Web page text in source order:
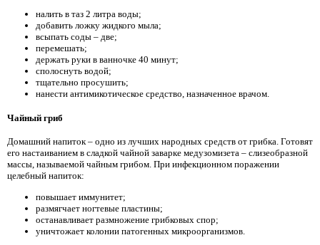
налить в таз 2 литра воды;
добавить ложку жидкого мыла;
всыпать соды – две;
перемешать;
держать руки в ванночке 40 минут;
сполоснуть водой;
тщательно просушить;
нанести антимикотическое средство, назначенное врачом.
Чайный гриб
Домашний напиток – одно из лучших народных средств от грибка. Готовят
его настаиванием в сладкой чайной заварке медузомизета – слизеобразной
массы, называемой чайным грибом. При инфекционном поражении
целебный напиток:
повышает иммунитет;
размягчает ногтевые пластины;
останавливает размножение грибковых спор;
уничтожает колонии патогенных микроорганизмов.